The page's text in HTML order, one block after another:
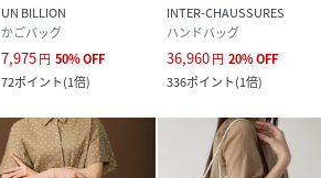
UN BILLION
かごバッグ
7,975円 50%OFF
72ポイント(1倍)
INTER-CHAUSSURES
ハンドバッグ
36,960円 20%OFF
336ポイント(1倍)